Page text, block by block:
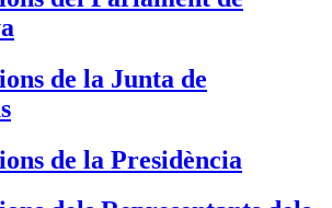
de la Junta de
de la Presidència